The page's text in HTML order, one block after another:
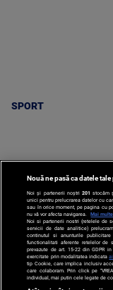
SPORT
SPORT
Nouă ne pasă ca datele
Noi și partenerii noștri 201 stocăm
unici pentru prelucrarea datelor cu
sau în orice moment, pe pagina cu
nu vă vor afecta navigarea.
Mai
Noi si partenerii nostri (retelele de
servicii de date analitice)
continutul si anunturile
functionalitati aferente retelelor de
prevazute de art. 15-22 din GDPR
exercitate prin modalitatea indicata
tip Cookie, care implica inclusiv
care colaboram. Prin click pe
individual, mai putin cele legate de